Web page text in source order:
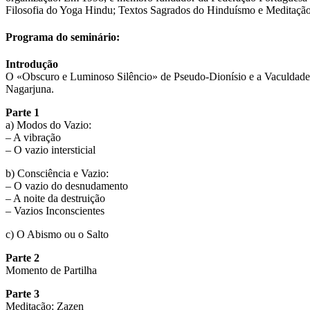
Filosofia do Yoga Hindu; Textos Sagrados do Hinduísmo e
Programa do seminário:
Introdução
O «Obscuro e Luminoso Silêncio» de Pseudo-Dionísio e a
Nagarjuna.
Parte 1
a) Modos do Vazio:
– A vibração
– O vazio intersticial
b) Consciência e Vazio:
– O vazio do desnudamento
– A noite da destruição
– Vazios Inconscientes
c) O Abismo ou o Salto
Parte 2
Momento de Partilha
Parte 3
Meditação: Zazen